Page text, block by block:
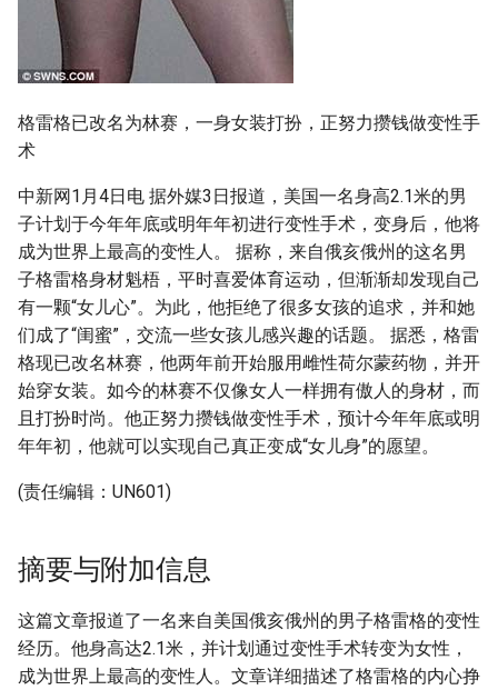
格雷格已改名为林赛，一身女装打扮，正努力攒钱做变性手
术
中新网1月4日电 据外媒3日报道，美国一名身高2.1米的男
子计划于今年年底或明年年初进行变性手术，变身后，他将
成为世界上最高的变性人。 据称，来自俄亥俄州的这名男
子格雷格身材魁梧，平时喜爱体育运动，但渐渐却发现自己
有一颗“女儿心”。为此，他拒绝了很多女孩的追求，并和她
们成了“闺蜜”，交流一些女孩儿感兴趣的话题。 据悉，格雷
格现已改名林赛，他两年前开始服用雌性荷尔蒙药物，并开
始穿女装。如今的林赛不仅像女人一样拥有傲人的身材，而
且打扮时尚。他正努力攒钱做变性手术，预计今年年底或明
年年初，他就可以实现自己真正变成“女儿身”的愿望。
(责任编辑：UN601)
摘要与附加信息
这篇文章报道了一名来自美国俄亥俄州的男子格雷格的变性
经历。他身高达2.1米，并计划通过变性手术转变为女性，
成为世界上最高的变性人。文章详细描述了格雷格的内心挣